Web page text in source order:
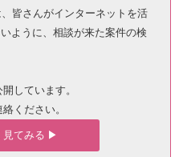
皆さんがインターネットを活
ように、相談が来た案件の検
しています。
ください。
見てみる ▶︎